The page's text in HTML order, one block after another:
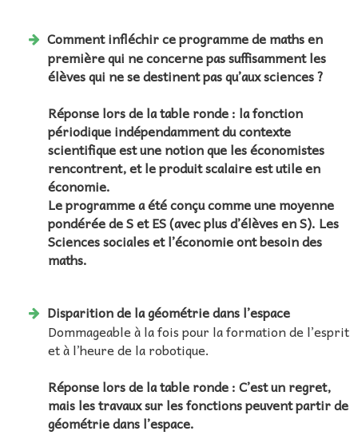
Comment infléchir ce programme de maths en
première qui ne concerne pas suffisamment les
élèves qui ne se destinent pas qu’aux sciences ?
Réponse lors de la table ronde : la fonction
périodique indépendamment du contexte
scientifique est une notion que les économistes
rencontrent, et le produit scalaire est utile en
économie.
Le programme a été conçu comme une moyenne
pondérée de S et ES (avec plus d’élèves en S). Les
Sciences sociales et l’économie ont besoin des
maths.
Disparition de la géométrie dans l’espace
Dommageable à la fois pour la formation de l’esprit
et à l’heure de la robotique.
Réponse lors de la table ronde : C’est un regret,
mais les travaux sur les fonctions peuvent partir de
géométrie dans l’espace.